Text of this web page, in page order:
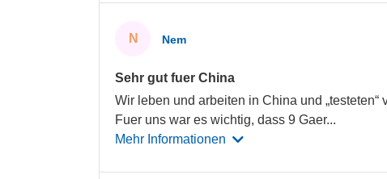
N Nem
Sehr gut fuer China
Wir leben und arbeiten in China und „testeten“
Fuer uns war es wichtig, dass 9 Gaer...
Mehr Informationen